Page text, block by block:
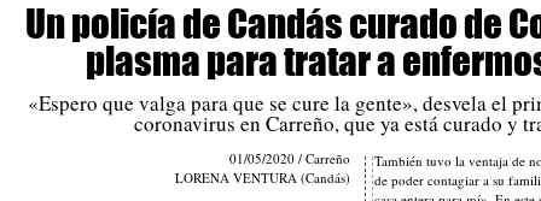
Un policía de Candás curado de
plasma para tratar a
«Espero que valga para que se cure la gente», desvela el
coronavirus en Carreño, que ya está curado y
01/05/2020 / Carreño
LORENA VENTURA (Candás)
También tuvo la ventaja de
de poder contagiar a su